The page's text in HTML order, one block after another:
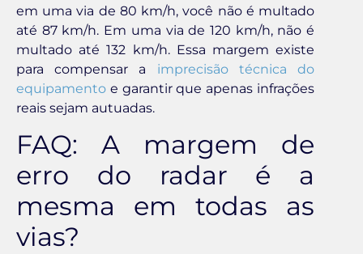
em uma via de 80 km/h, você não é multado
até 87 km/h. Em uma via de 120 km/h, não é
multado até 132 km/h. Essa margem existe
para compensar a imprecisão técnica do
equipamento e garantir que apenas infrações
reais sejam autuadas.
FAQ: A margem de
erro do radar é a
mesma em todas as
vias?